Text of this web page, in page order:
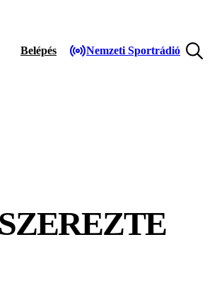
Belépés Nemzeti Sportrádió